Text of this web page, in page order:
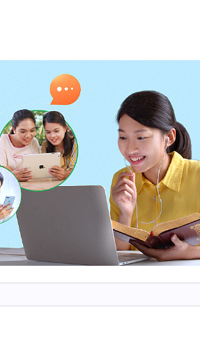
まったことを伝え、彼らにも今す
、兄弟姉妹を売った。私はユダで
顔もなかった。神の御言葉を読み
にわたしはもはや憐れみは与えな
しは、かつてわたしを裏切った者
れが誰であれ、これがわたしの
たしを悲しませる者は誰であれ、
であった者はとこしえにわたし
積みなさい」〔『言葉』第1巻〕）。
神への忠誠心がなかった人は私